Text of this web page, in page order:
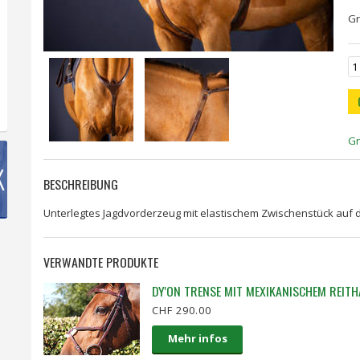
BESCHREIBUNG
Unterlegtes Jagdvorderzeug mit elastischem Zwischenstück
VERWANDTE PRODUKTE
DY'ON TRENSE MIT MEXIKANISCHEM
CHF 290.00
Mehr infos